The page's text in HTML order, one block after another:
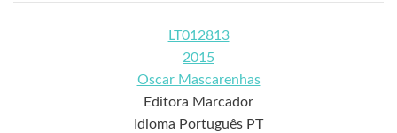
LT012813
2015
Oscar Mascarenhas
Editora Marcador
Idioma Português PT